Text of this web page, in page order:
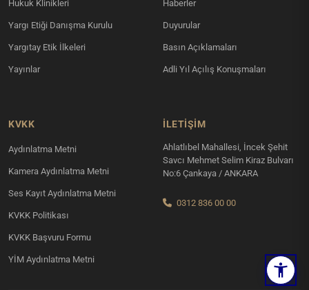
Hukuk Klinikleri
Yargı Etiği Danışma Kurulu
Yargıtay Etik İlkeleri
Yayınlar
Haberler
Duyurular
Basın Açıklamaları
Adli Yıl Açılış Konuşmaları
KVKK
Aydınlatma Metni
Kamera Aydınlatma Metni
Ses Kayıt Aydınlatma Metni
KVKK Politikası
KVKK Başvuru Formu
YİM Aydınlatma Metni
İLETIŞIM
Ahlatlıbel Mahallesi, İncek Şehit
Savcı Mehmet Selim Kiraz Bulvarı
No:6 Çankaya / ANKARA
0312 836 00 00